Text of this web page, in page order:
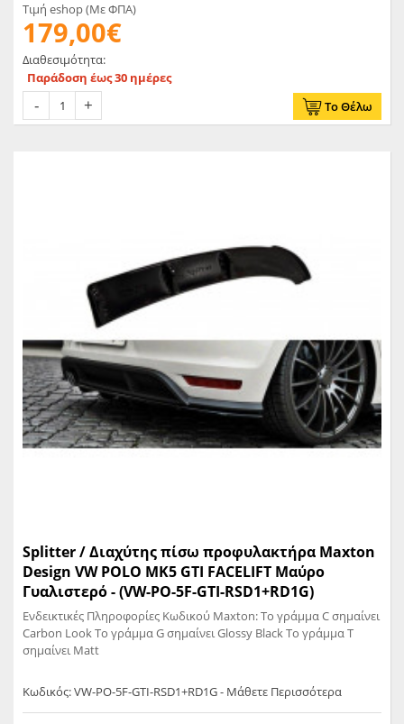
Τιμή eshop (Με ΦΠΑ)
179,00€
Διαθεσιμότητα:
Παράδοση έως 30 ημέρες
Το Θέλω
Splitter / Διαχύτης πίσω προφυλακτήρα Maxton
Design VW POLO MK5 GTI FACELIFT Μαύρο
Γυαλιστερό - (VW-PO-5F-GTI-RSD1+RD1G)
Ενδεικτικές Πληροφορίες Κωδικού Maxton: Το γράμμα C σημαίνει
Carbon Look Το γράμμα G σημαίνει Glossy Black Το γράμμα T
σημαίνει Matt
Κωδικός: VW-PO-5F-GTI-RSD1+RD1G - Μάθετε Περισσότερα